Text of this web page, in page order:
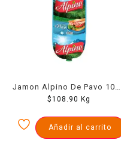
Jamon Alpino De Pavo 1000
Grs
$108.90 Kg
Añadir al carrito